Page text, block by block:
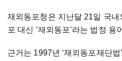
재외동포청은 지난달 21일 국
포 대신 ‘재외동포’라는 법정 용
근거는 1997년 ‘재외동포재단